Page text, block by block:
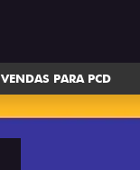
VENDAS PARA PCD